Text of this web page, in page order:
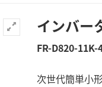
インバー
FR-D820-11K-
次世代簡単小